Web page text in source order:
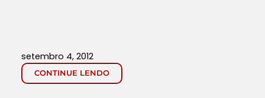
CONTINUE LENDO
setembro 4, 2012